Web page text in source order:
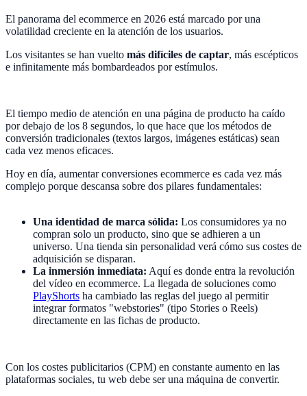
El panorama del ecommerce en 2026 está marcado por una
volatilidad creciente en la atención de los usuarios.
Los visitantes se han vuelto más difíciles de captar, más escépticos
e infinitamente más bombardeados por estímulos.
El tiempo medio de atención en una página de producto ha caído
por debajo de los 8 segundos, lo que hace que los métodos de
conversión tradicionales (textos largos, imágenes estáticas) sean
cada vez menos eficaces.
Hoy en día, aumentar conversiones ecommerce es cada vez más
complejo porque descansa sobre dos pilares fundamentales:
Una identidad de marca sólida: Los consumidores ya no
compran solo un producto, sino que se adhieren a un
universo. Una tienda sin personalidad verá cómo sus costes de
adquisición se disparan.
La inmersión inmediata: Aquí es donde entra la revolución
del vídeo en ecommerce. La llegada de soluciones como
PlayShorts ha cambiado las reglas del juego al permitir
integrar formatos "webstories" (tipo Stories o Reels)
directamente en las fichas de producto.
Con los costes publicitarios (CPM) en constante aumento en las
plataformas sociales, tu web debe ser una máquina de convertir.